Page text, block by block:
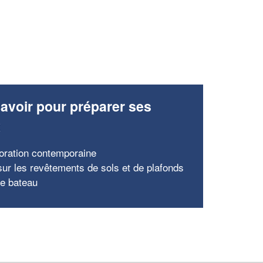
pour préparer ses
contemporaine
les revêtements de sols et de plafonds
bateau